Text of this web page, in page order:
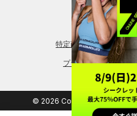
レギンス＆タイツ
特定商取引法に基づく
プライバシーポリシー
© 2026 Copyright DOME